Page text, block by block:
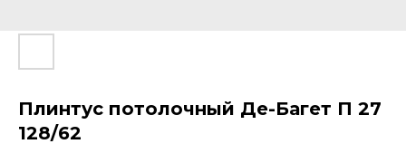
Плинтус потолочный Де-Багет П 27
128/62